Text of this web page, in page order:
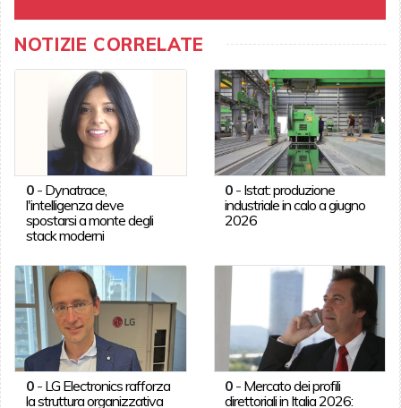
NOTIZIE CORRELATE
0- Dynatrace,
l'intelligenza deve
spostarsi a monte degli
stack moderni
0 - Istat: produzione
industriale in calo a giugno
2026
0- LG Electronics rafforza
la struttura organizzativa
0 - Mercato dei profili
direttoriali in Italia 2026: